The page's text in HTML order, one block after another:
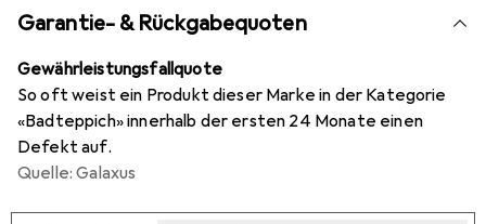
Garantie- & Rückgabequoten
Gewährleistungsfallquote
So oft weist ein Produkt dieser Marke in der Kategorie
«Badteppich» innerhalb der ersten 24 Monate einen
Defekt auf.
Quelle: Galaxus